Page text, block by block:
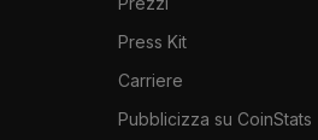
Press Kit
Carriere
Pubblicizza su CoinStats